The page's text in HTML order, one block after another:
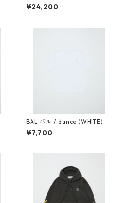
WNECK SWEATER BAL-2167
¥24,200
BAL バル / dance (WHITE)
¥7,700